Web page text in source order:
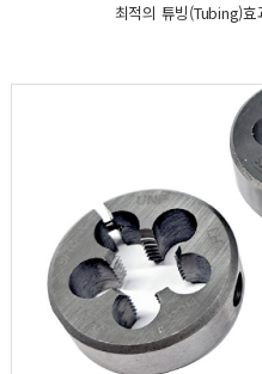
최적의 튜빙(Tubing)